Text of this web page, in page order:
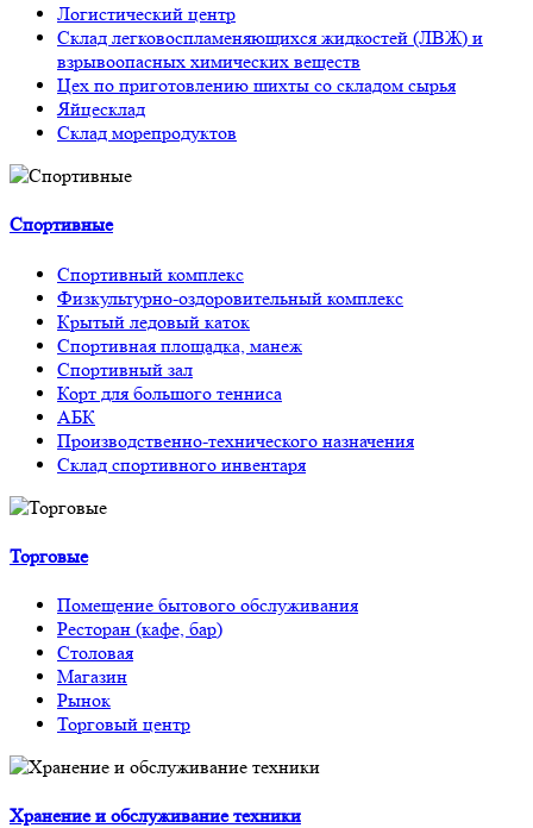
Логистический центр
Склад легковоспламеняющихся жидкостей (ЛВЖ) и
взрывоопасных химических веществ
Цех по приготовлению шихты со складом сырья
Яйцесклад
Склад морепродуктов
Спортивные
Спортивный комплекс
Физкультурно-оздоровительный комплекс
Крытый ледовый каток
Спортивная площадка, манеж
Спортивный зал
Корт для большого тенниса
АБК
Производственно-технического назначения
Склад спортивного инвентаря
Торговые
Помещение бытового обслуживания
Ресторан (кафе, бар)
Столовая
Магазин
Рынок
Торговый центр
Хранение и обслуживание техники